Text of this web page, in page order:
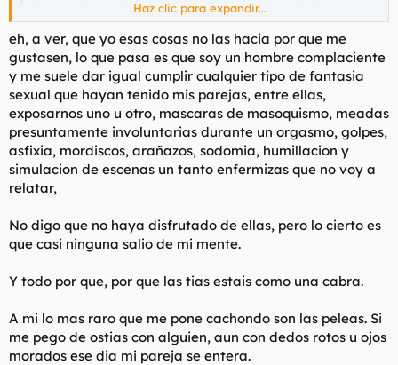
A parte de que hablaba de carácter intrínseco de los dos,
no de una forma más hecha a posta para dar morbo.
Haz clic para expandir...
si si, si hablamos de lo mismo, lo de la humillación lo decía por
lo que contó Benito
Haz clic para expandir...
eh, a ver, que yo esas cosas no las hacia por que me
gustasen, lo que pasa es que soy un hombre complaciente
y me suele dar igual cumplir cualquier tipo de fantasia
sexual que hayan tenido mis parejas, entre ellas,
exposarnos uno u otro, mascaras de masoquismo, meadas
presuntamente involuntarias durante un orgasmo, golpes,
asfixia, mordiscos, arañazos, sodomia, humillacion y
simulacion de escenas un tanto enfermizas que no voy a
relatar,
No digo que no haya disfrutado de ellas, pero lo cierto es
que casi ninguna salio de mi mente.
Y todo por que, por que las tias estais como una cabra.
A mi lo mas raro que me pone cachondo son las peleas. Si
me pego de ostias con alguien, aun con dedos rotos u ojos
morados ese dia mi pareja se entera.